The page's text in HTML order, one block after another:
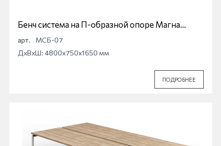
Бенч система на П-образной опоре Магна
МСБ-07
арт.
МСБ-07
ДхВхШ: 4800x750x1650 мм
ПОДРОБНЕЕ